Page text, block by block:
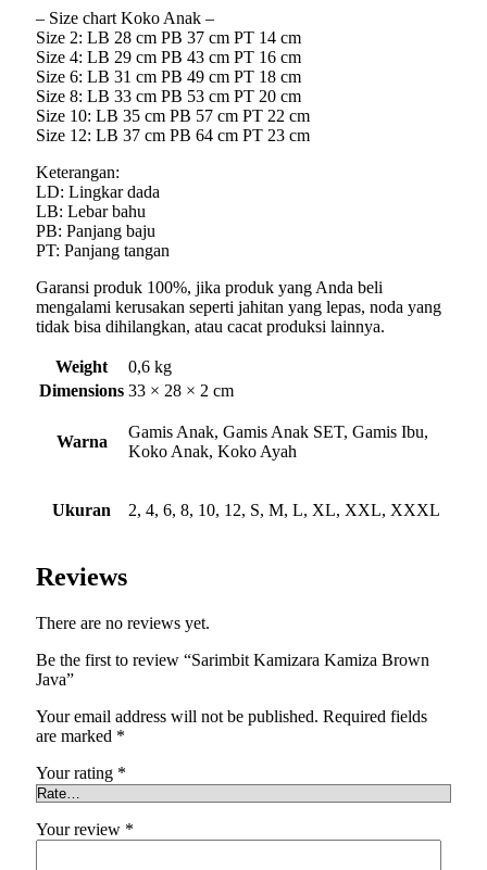
– Size chart Koko Anak –
Size 2: LB 28 cm PB 37 cm PT 14 cm
Size 4: LB 29 cm PB 43 cm PT 16 cm
Size 6: LB 31 cm PB 49 cm PT 18 cm
Size 8: LB 33 cm PB 53 cm PT 20 cm
Size 10: LB 35 cm PB 57 cm PT 22 cm
Size 12: LB 37 cm PB 64 cm PT 23 cm
Keterangan:
LD: Lingkar dada
LB: Lebar bahu
PB: Panjang baju
PT: Panjang tangan
Garansi produk 100%, jika produk yang Anda beli
mengalami kerusakan seperti jahitan yang lepas, noda yang
tidak bisa dihilangkan, atau cacat produksi lainnya.
Weight
0,6 kg
Dimensions 33 × 28 × 2 cm
Warna
Gamis Anak, Gamis Anak SET, Gamis Ibu,
Koko Anak, Koko Ayah
Ukuran 2, 4, 6, 8, 10, 12, S, M, L, XL, XXL, XXXL
Reviews
There are no reviews yet.
Be the first to review “Sarimbit Kamizara Kamiza Brown
Java”
Your email address will not be published. Required fields
are marked *
Your rating *
Your review *